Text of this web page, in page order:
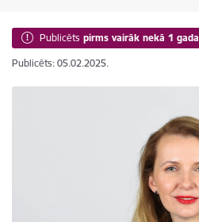
Publicēts pirms vairāk nekā 1 gada
Publicēts: 05.02.2025.